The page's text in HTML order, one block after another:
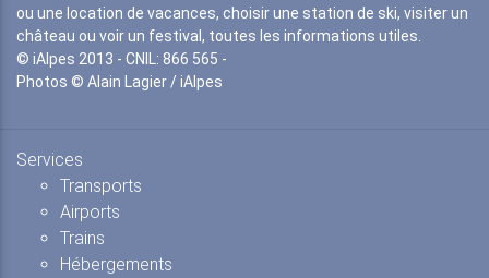
ou une location de vacances, choisir une station de ski, visiter un
château ou voir un festival, toutes les informations utiles.
© iAlpes 2013 - CNIL: 866 565 -
Photos © Alain Lagier / iAlpes
Services
Transports
Airports
Trains
Hébergements